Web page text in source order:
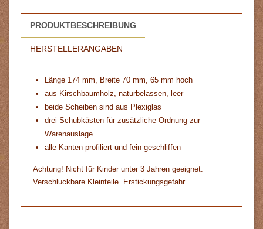
PRODUKTBESCHREIBUNG
HERSTELLERANGABEN
Länge 174 mm, Breite 70 mm, 65 mm hoch
aus Kirschbaumholz, naturbelassen, leer
beide Scheiben sind aus Plexiglas
drei Schubkästen für zusätzliche Ordnung zur
Warenauslage
alle Kanten profiliert und fein geschliffen
Achtung! Nicht für Kinder unter 3 Jahren geeignet.
Verschluckbare Kleinteile. Erstickungsgefahr.